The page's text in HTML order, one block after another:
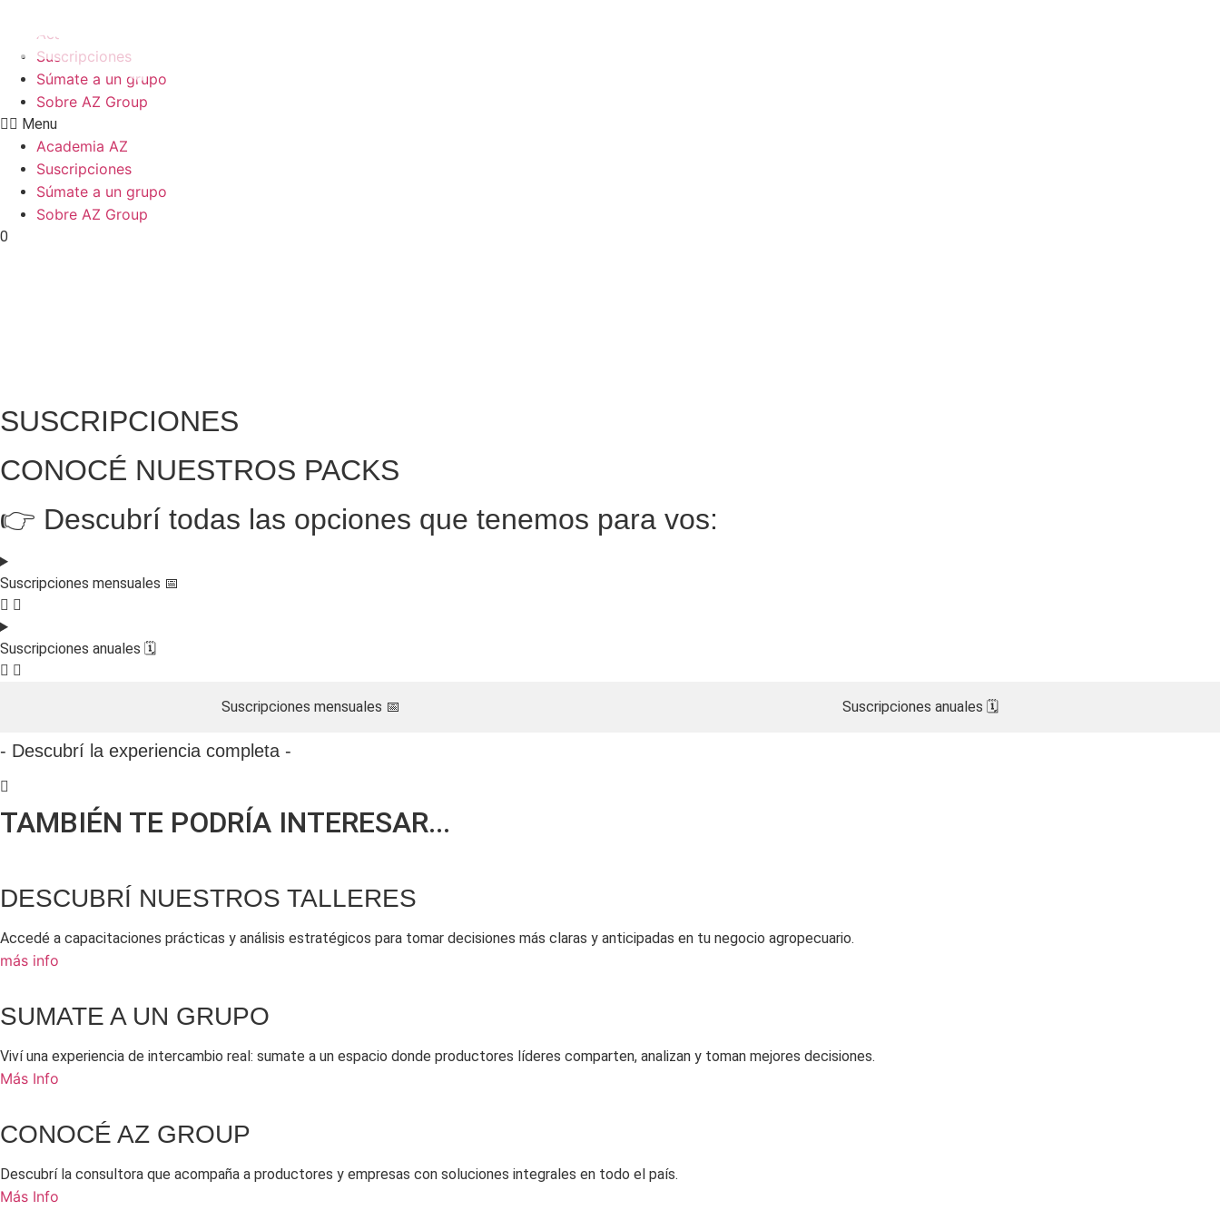
contenido
Academia AZ
Suscripciones
Súmate a un grupo
Sobre AZ Group
Menu
Academia AZ
Suscripciones
Súmate a un grupo
Sobre AZ Group
0
SUSCRIPCIONES
CONOCÉ NUESTROS PACKS
👉 Descubrí todas las opciones que tenemos para vos:
Suscripciones mensuales 📅
Suscripciones anuales 🗓️​
Suscripciones mensuales 📅 Suscripciones anuales 🗓️​
- Descubrí la experiencia completa -
TAMBIÉN TE PODRÍA INTERESAR...
DESCUBRÍ NUESTROS TALLERES
Accedé a capacitaciones prácticas y análisis estratégicos para tomar decisiones más claras y anticipadas en tu negocio agropecuario.
más info
SUMATE A UN GRUPO
Viví una experiencia de intercambio real: sumate a un espacio donde productores líderes comparten, analizan y toman mejores decisiones.
Más Info
CONOCÉ AZ GROUP
Descubrí la consultora que acompaña a productores y empresas con soluciones integrales en todo el país.
Más Info